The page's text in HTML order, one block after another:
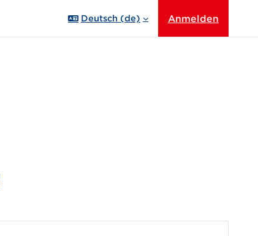
Deutsch ‎(de)‎ Anmelden